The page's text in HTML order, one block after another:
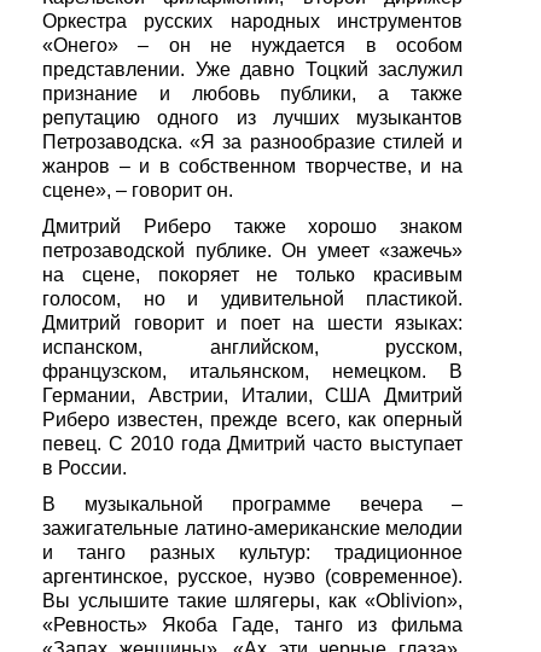
Оркестра русских народных инструментов
«Онего» – он не нуждается в особом
представлении. Уже давно Тоцкий заслужил
признание и любовь публики, а также
репутацию одного из лучших музыкантов
Петрозаводска. «Я за разнообразие стилей и
жанров – и в собственном творчестве, и на
сцене», – говорит он.
Дмитрий Риберо также хорошо знаком
петрозаводской публике. Он умеет «зажечь»
на сцене, покоряет не только красивым
голосом, но и удивительной пластикой.
Дмитрий говорит и поет на шести языках:
испанском, английском, русском,
французском, итальянском, немецком. В
Германии, Австрии, Италии, США Дмитрий
Риберо известен, прежде всего, как оперный
певец. С 2010 года Дмитрий часто выступает
в России.
В музыкальной программе вечера –
зажигательные латино-американские мелодии
и танго разных культур: традиционное
аргентинское, русское, нуэво (современное).
Вы услышите такие шлягеры, как «Oblivion»,
«Ревность» Якоба Гаде, танго из фильма